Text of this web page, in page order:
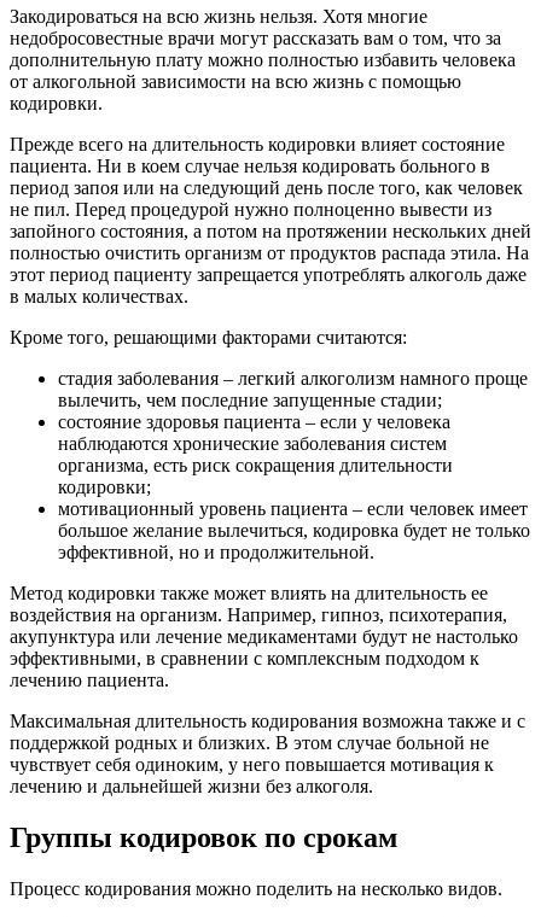
Закодироваться на всю жизнь нельзя. Хотя многие
недобросовестные врачи могут рассказать вам о том, что за
дополнительную плату можно полностью избавить человека
от алкогольной зависимости на всю жизнь с помощью
кодировки.
Прежде всего на длительность кодировки влияет состояние
пациента. Ни в коем случае нельзя кодировать больного в
период запоя или на следующий день после того, как человек
не пил. Перед процедурой нужно полноценно вывести из
запойного состояния, а потом на протяжении нескольких дней
полностью очистить организм от продуктов распада этила. На
этот период пациенту запрещается употреблять алкоголь даже
в малых количествах.
Кроме того, решающими факторами считаются:
стадия заболевания – легкий алкоголизм намного проще
вылечить, чем последние запущенные стадии;
состояние здоровья пациента – если у человека
наблюдаются хронические заболевания систем
организма, есть риск сокращения длительности
кодировки;
мотивационный уровень пациента – если человек имеет
большое желание вылечиться, кодировка будет не только
эффективной, но и продолжительной.
Метод кодировки также может влиять на длительность ее
воздействия на организм. Например, гипноз, психотерапия,
акупунктура или лечение медикаментами будут не настолько
эффективными, в сравнении с комплексным подходом к
лечению пациента.
Максимальная длительность кодирования возможна также и с
поддержкой родных и близких. В этом случае больной не
чувствует себя одиноким, у него повышается мотивация к
лечению и дальнейшей жизни без алкоголя.
Группы кодировок по срокам
Процесс кодирования можно поделить на несколько видов.